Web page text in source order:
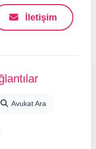
İletişim
Avukat Ara